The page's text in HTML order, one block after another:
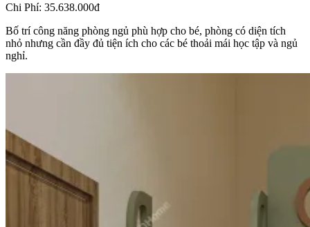
Chi Phí: 35.638.000đ
Bố trí công năng phòng ngủ phù hợp cho bé, phòng có diện tích
nhỏ nhưng cần đầy đủ tiện ích cho các bé thoải mái học tập và ngủ
nghỉ.